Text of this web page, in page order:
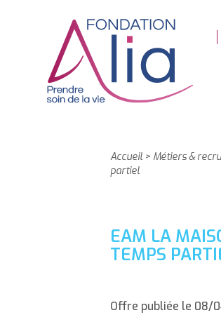
Accueil > Métiers &
partiel
EAM LA
TEMPS
Offre publiée le 08/